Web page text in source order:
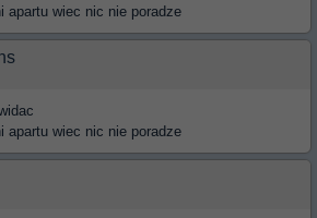
apartu wiec nic nie poradze
apartu wiec nic nie poradze